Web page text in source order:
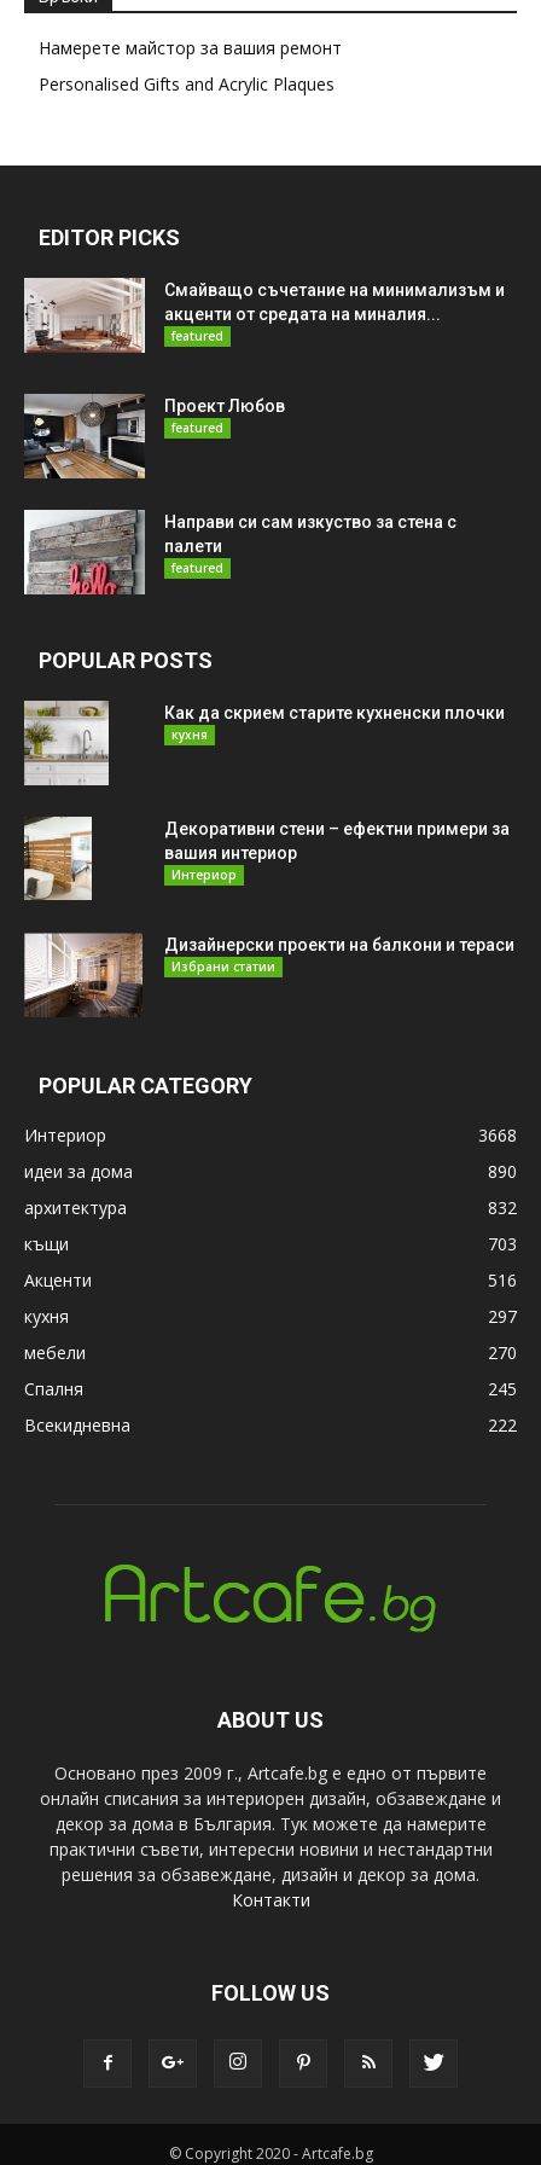
Намерете майстор за вашия ремонт
Personalised Gifts and Acrylic Plaques
EDITOR PICKS
Смайващо съчетание на минимализъм и
акценти от средата на миналия...
featured
Проект Любов
featured
Направи си сам изкуство за стена с
палети
featured
POPULAR POSTS
Как да скрием старите кухненски плочки
кухня
Декоративни стени – ефектни примери за
вашия интериор
Интериор
Дизайнерски проекти на балкони и тераси
Избрани статии
POPULAR CATEGORY
Интериор
3668
идеи за дома
890
архитектура
832
къщи
703
Акценти
516
кухня
297
мебели
270
Спалня
245
Всекидневна
222
ABOUT US
Основано през 2009 г., Artcafe.bg е едно от първите
онлайн списания за интериорен дизайн, обзавеждане и
декор за дома в България. Тук можете да намерите
практични съвети, интересни новини и нестандартни
решения за обзавеждане, дизайн и декор за дома.
Контакти
FOLLOW US
© Copyright 2020 - Artcafe.bg